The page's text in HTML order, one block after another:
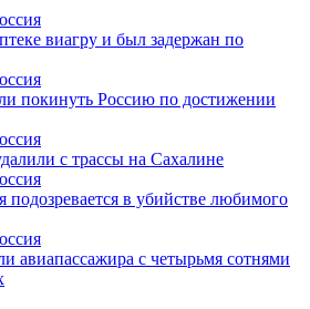
виагру и был задержан по
покинуть Россию по достижении
с трассы на Сахалине
в убийстве любимого
авиапассажира с четырьмя сотнями